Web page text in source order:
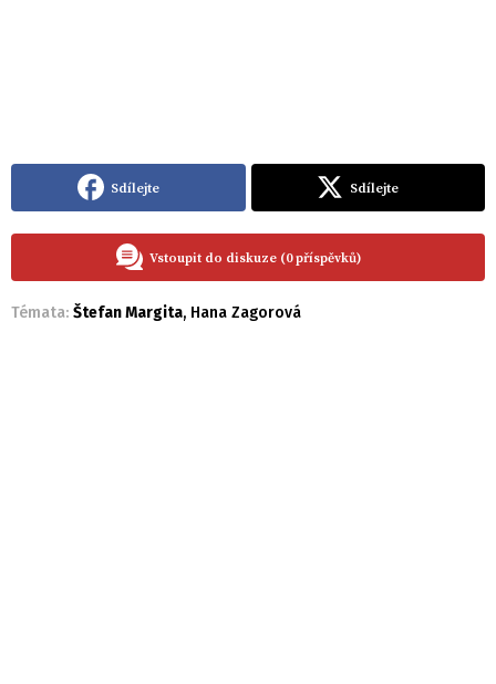
Sdílejte Sdílejte
Vstoupit do diskuze (0 příspěvků)
Témata: Štefan Margita, Hana Zagorová